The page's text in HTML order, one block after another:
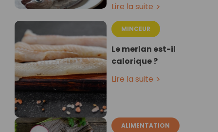
Lire la suite
MINCEUR
Le merlan est-il
calorique ?
Lire la suite
ALIMENTATION